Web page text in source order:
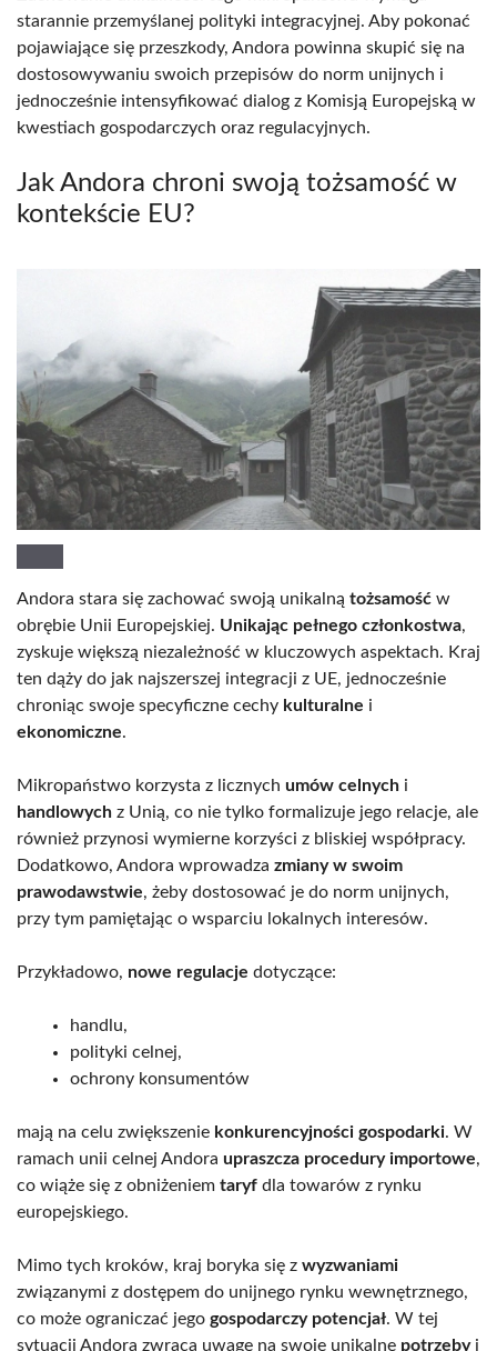
starannie przemyślanej polityki integracyjnej. Aby pokonać
pojawiające się przeszkody, Andora powinna skupić się na
dostosowywaniu swoich przepisów do norm unijnych i
jednocześnie intensyfikować dialog z Komisją Europejską w
kwestiach gospodarczych oraz regulacyjnych.
Jak Andora chroni swoją tożsamość w
kontekście EU?
Andora stara się zachować swoją unikalną tożsamość w
obrębie Unii Europejskiej. Unikając pełnego członkostwa,
zyskuje większą niezależność w kluczowych aspektach. Kraj
ten dąży do jak najszerszej integracji z UE, jednocześnie
chroniąc swoje specyficzne cechy kulturalne i
ekonomiczne.
Mikropaństwo korzysta z licznych umów celnych i
handlowych z Unią, co nie tylko formalizuje jego relacje, ale
również przynosi wymierne korzyści z bliskiej współpracy.
Dodatkowo, Andora wprowadza zmiany w swoim
prawodawstwie, żeby dostosować je do norm unijnych,
przy tym pamiętając o wsparciu lokalnych interesów.
Przykładowo, nowe regulacje dotyczące:
handlu,
polityki celnej,
ochrony konsumentów
mają na celu zwiększenie konkurencyjności gospodarki. W
ramach unii celnej Andora upraszcza procedury importowe,
co wiąże się z obniżeniem taryf dla towarów z rynku
europejskiego.
Mimo tych kroków, kraj boryka się z wyzwaniami
związanymi z dostępem do unijnego rynku wewnętrznego,
co może ograniczać jego gospodarczy potencjał. W tej
sytuacji Andora zwraca uwagę na swoje unikalne potrzebyi